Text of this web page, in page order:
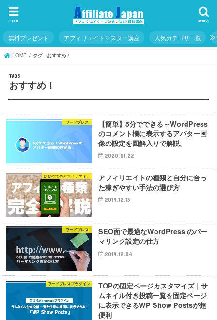
search
menu
無料プレゼント アフィリエイトマスター講座 人気カテゴリ一覧
HOME タグ : おすすめ！
おすすめ！
ワードプレス
【簡単】5分でできる～WordPress
のコメント欄に表示するアバター画
像の設定を図解入りで解説。
2020.01.22
はじめてのアフィリエイト
アフィリエイトの種類と自分に合っ
た稼ぎやすい手法の選び方
2019.12.13
ワードプレス
SEO面で最適なWordPress のパー
マリンク設定の仕方
2019.12.04
ワードプレスプラグイン
TOPの固定ページカスタマイズ｜サ
ムネイル付き投稿一覧を固定ページ
に表示できるWP Show Postsが超
便利